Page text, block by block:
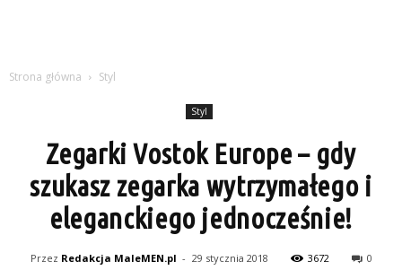
Strona główna Styl
Styl
Zegarki Vostok Europe – gdy
szukasz zegarka wytrzymałego i
eleganckiego jednocześnie!
Przez Redakcja MaleMEN.pl - 29 stycznia 2018 3672 0